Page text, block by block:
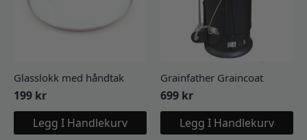
Glasslokk med håndtak
199 kr
Legg I Handlekurv
Grainfather Graincoat
699 kr
Legg I Handlekurv